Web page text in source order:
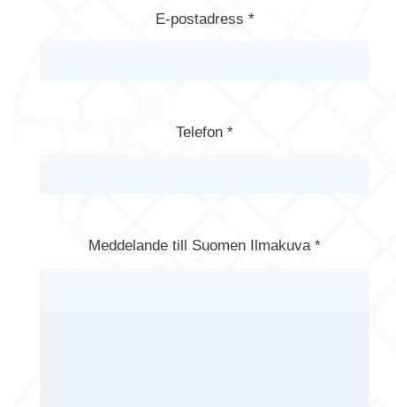
E-postadress *
Telefon *
Meddelande till Suomen Ilmakuva *